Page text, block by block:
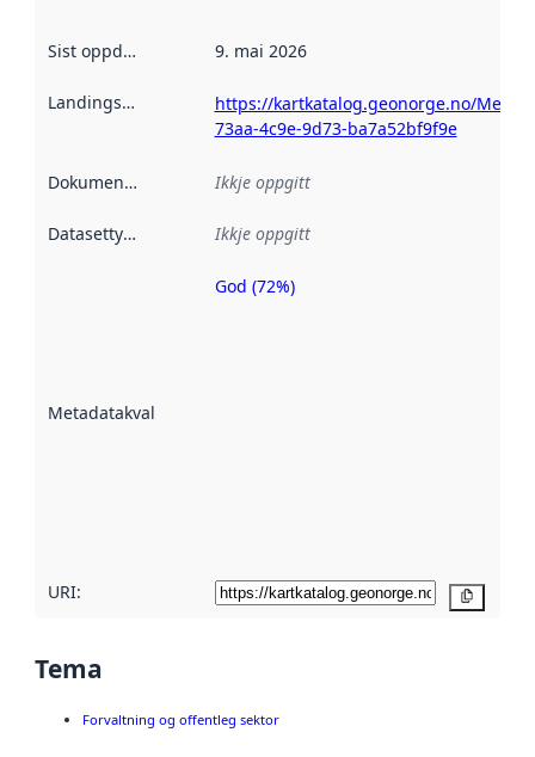
Sist oppdatert 9. mai 2026
Landingsside
https://kartkatalog.geonorge.no/
73aa-4c9e-9d73-ba7a52bf9f9e
Dokumentasjon Ikkje oppgitt
Datasettype Ikkje oppgitt
Metadatakvalitet
Metadatakvalitet
God (72%)
URI:
Tema
Forvaltning og offentleg sektor